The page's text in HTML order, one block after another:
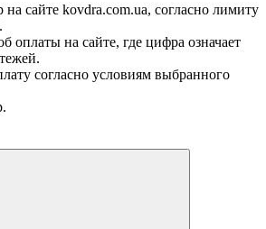
на сайте kovdra.com.ua, согласно лимиту
оплаты на сайте, где цифра означает
согласно условиям выбранного